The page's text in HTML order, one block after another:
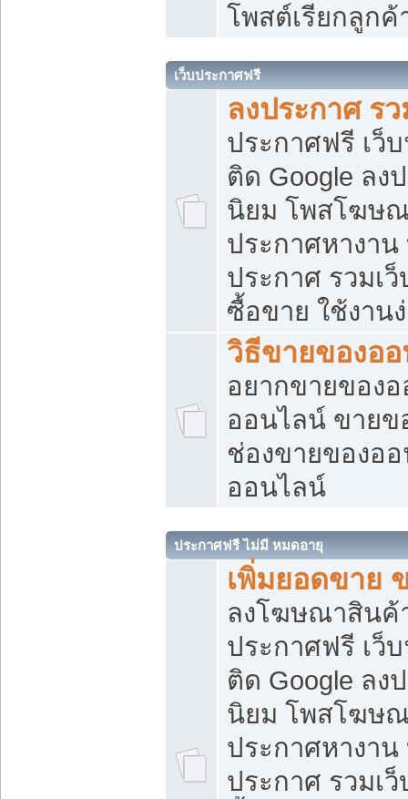
โพสต์เรียกลูกค้
เว็บประกาศฟรี
ลงประกาศ ร
ประกาศฟรี เว็
ติด Google ลง
นิยม โพสโฆษ
ประกาศหางาน
ประกาศ รวมเ
ซื้อขาย ใช้งาน
วิธีขายของอ
อยากขายของ
ออนไลน์ ขายข
ช่องขายของอ
ออนไลน์
ประกาศฟรี ไม่มี หมดอายุ
เพิ่มยอดขาย
ลงโฆษณาสิน
ประกาศฟรี เว็
ติด Google ลง
นิยม โพสโฆษ
ประกาศหางาน
ประกาศ รวมเ